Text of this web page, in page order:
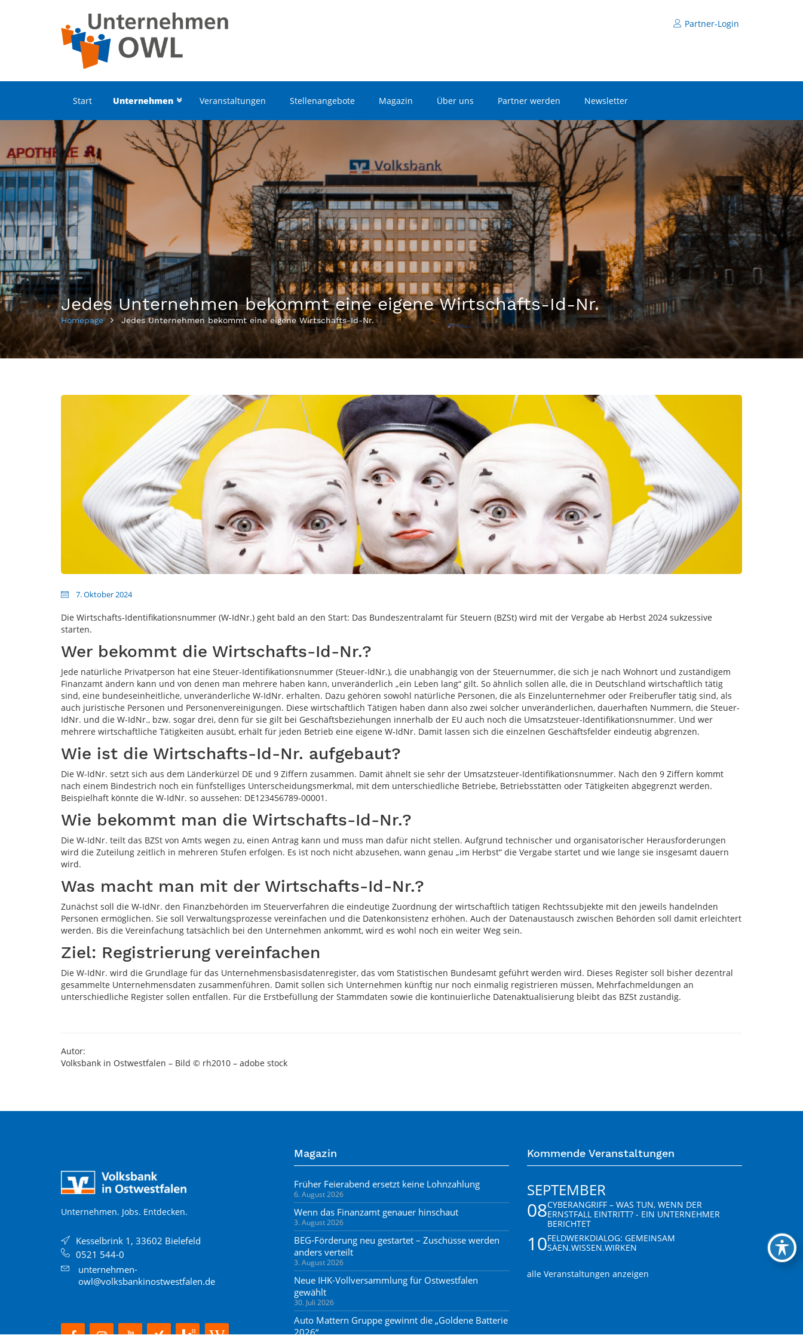
Partner-Login
Start Unternehmen Veranstaltungen Stellenangebote Magazin Über uns Partner werden Newsletter
Jedes Unternehmen bekommt eine eigene Wirtschafts-Id-Nr.
Homepage Jedes Unternehmen bekommt eine eigene Wirtschafts-Id-Nr.
7. Oktober 2024
Die Wirtschafts-Identifikationsnummer (W-IdNr.) geht bald an den Start: Das Bundeszentralamt für Steuern (BZSt) wird mit der Vergabe ab Herbst 2024 sukzessive
starten.
Wer bekommt die Wirtschafts-Id-Nr.?
Jede natürliche Privatperson hat eine Steuer-Identifikationsnummer (Steuer-IdNr.), die unabhängig von der Steuernummer, die sich je nach Wohnort und zuständigem
Finanzamt ändern kann und von denen man mehrere haben kann, unveränderlich „ein Leben lang“ gilt. So ähnlich sollen alle, die in Deutschland wirtschaftlich tätig
sind, eine bundeseinheitliche, unveränderliche W-IdNr. erhalten. Dazu gehören sowohl natürliche Personen, die als Einzelunternehmer oder Freiberufler tätig sind, als
auch juristische Personen und Personenvereinigungen. Diese wirtschaftlich Tätigen haben dann also zwei solcher unveränderlichen, dauerhaften Nummern, die Steuer-
IdNr. und die W-IdNr., bzw. sogar drei, denn für sie gilt bei Geschäftsbeziehungen innerhalb der EU auch noch die Umsatzsteuer-Identifikationsnummer. Und wer
mehrere wirtschaftliche Tätigkeiten ausübt, erhält für jeden Betrieb eine eigene W-IdNr. Damit lassen sich die einzelnen Geschäftsfelder eindeutig abgrenzen.
Wie ist die Wirtschafts-Id-Nr. aufgebaut?
Die W-IdNr. setzt sich aus dem Länderkürzel DE und 9 Ziffern zusammen. Damit ähnelt sie sehr der Umsatzsteuer-Identifikationsnummer. Nach den 9 Ziffern kommt
nach einem Bindestrich noch ein fünfstelliges Unterscheidungsmerkmal, mit dem unterschiedliche Betriebe, Betriebsstätten oder Tätigkeiten abgegrenzt werden.
Beispielhaft könnte die W-IdNr. so aussehen: DE123456789-00001.
Wie bekommt man die Wirtschafts-Id-Nr.?
Die W-IdNr. teilt das BZSt von Amts wegen zu, einen Antrag kann und muss man dafür nicht stellen. Aufgrund technischer und organisatorischer Herausforderungen
wird die Zuteilung zeitlich in mehreren Stufen erfolgen. Es ist noch nicht abzusehen, wann genau „im Herbst“ die Vergabe startet und wie lange sie insgesamt dauern
wird.
Was macht man mit der Wirtschafts-Id-Nr.?
Zunächst soll die W-IdNr. den Finanzbehörden im Steuerverfahren die eindeutige Zuordnung der wirtschaftlich tätigen Rechtssubjekte mit den jeweils handelnden
Personen ermöglichen. Sie soll Verwaltungsprozesse vereinfachen und die Datenkonsistenz erhöhen. Auch der Datenaustausch zwischen Behörden soll damit erleichtert
werden. Bis die Vereinfachung tatsächlich bei den Unternehmen ankommt, wird es wohl noch ein weiter Weg sein.
Ziel: Registrierung vereinfachen
Die W-IdNr. wird die Grundlage für das Unternehmensbasisdatenregister, das vom Statistischen Bundesamt geführt werden wird. Dieses Register soll bisher dezentral
gesammelte Unternehmensdaten zusammenführen. Damit sollen sich Unternehmen künftig nur noch einmalig registrieren müssen, Mehrfachmeldungen an
unterschiedliche Register sollen entfallen. Für die Erstbefüllung der Stammdaten sowie die kontinuierliche Datenaktualisierung bleibt das BZSt zuständig.
Autor:
Volksbank in Ostwestfalen – Bild © rh2010 – adobe stock
Unternehmen. Jobs. Entdecken.
Kesselbrink 1, 33602 Bielefeld
0521 544-0
unternehmen-
owl@volksbankinostwestfalen.de
Magazin
Früher Feierabend ersetzt keine Lohnzahlung
6. August 2026
Wenn das Finanzamt genauer hinschaut
3. August 2026
BEG-Förderung neu gestartet – Zuschüsse werden
anders verteilt
3. August 2026
Neue IHK-Vollversammlung für Ostwestfalen
gewählt
30. Juli 2026
Auto Mattern Gruppe gewinnt die „Goldene Batterie
2026“
Kommende Veranstaltungen
SEPTEMBER
08CYBERANGRIFF – WAS TUN, WENN DER
ERNSTFALL EINTRITT? - EIN UNTERNEHMER
BERICHTET
10FELDWERKDIALOG: GEMEINSAM
SÄEN.WISSEN.WIRKEN
alle Veranstaltungen anzeigen